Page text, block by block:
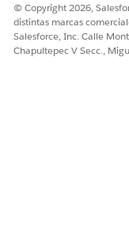
© Copyright 2026,
distintas marcas
Salesforce, Inc. Calle
Chapultepec V Secc.,